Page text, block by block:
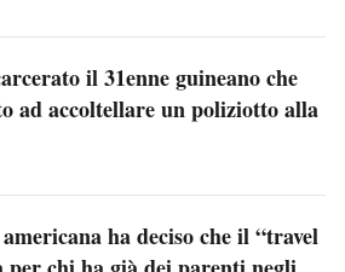
il 31enne guineano che
ad accoltellare un poliziotto alla
ha deciso che il “travel